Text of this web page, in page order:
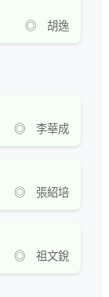
◎ 胡逸
◎ 李華成
◎ 張紹培
◎ 祖文銳